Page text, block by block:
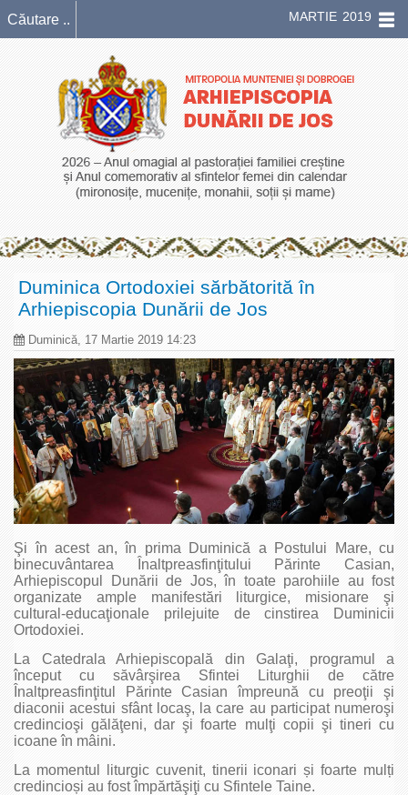
MARTIE 2019
Duminica Ortodoxiei sărbătorită în
Arhiepiscopia Dunării de Jos
Duminică, 17 Martie 2019 14:23
Şi în acest an, în prima Duminică a Postului Mare, cu
binecuvântarea Înaltpreasfinţitului Părinte Casian,
Arhiepiscopul Dunării de Jos, în toate parohiile au fost
organizate ample manifestări liturgice, misionare şi
cultural-educaţionale prilejuite de cinstirea Duminicii
Ortodoxiei.
La Catedrala Arhiepiscopală din Galaţi, programul a
început cu săvârşirea Sfintei Liturghii de către
Înaltpreasfinţitul Părinte Casian împreună cu preoţii şi
diaconii acestui sfânt locaş, la care au participat numeroşi
credincioşi gălăţeni, dar şi foarte mulţi copii şi tineri cu
icoane în mâini.
La momentul liturgic cuvenit, tinerii iconari și foarte mulți
credincioși au fost împărtăşiţi cu Sfintele Taine.